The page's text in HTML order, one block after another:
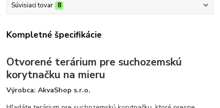
Súvisiaci tovar 8
Kompletné špecifikácie
Otvorené terárium pre suchozemskú
korytnačku na mieru
Výrobca: AkvaShop s.r.o.